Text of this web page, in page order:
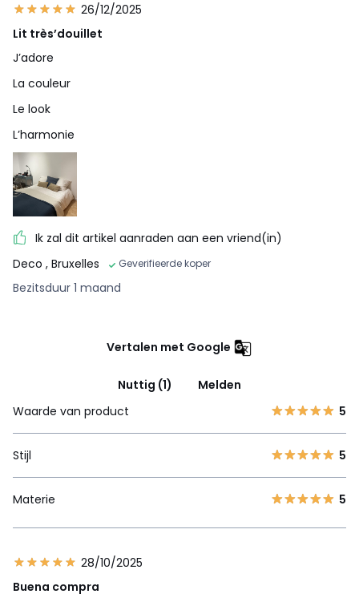
26/12/2025
Lit très’douillet
J’adore
La couleur
Le look
L’harmonie
Ik zal dit artikel aanraden aan een vriend(in)
Deco , Bruxelles Geverifieerde koper
Bezitsduur 1 maand
Vertalen met Google
Nuttig (1)
Melden
Waarde van product
5
Stijl 5
Materie 5
28/10/2025
Buena compra